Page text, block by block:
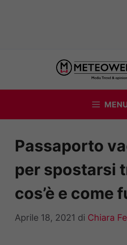
contenuto
Passaporto
per spostarsi
cos’è e come
Aprile 18, 2021 di Chiara